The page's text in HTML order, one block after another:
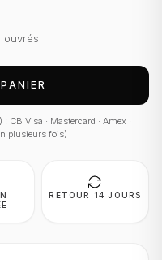
ouvrés
CB Visa · Mastercard · Amex ·
plusieurs fois)
RETOUR 14 JOURS